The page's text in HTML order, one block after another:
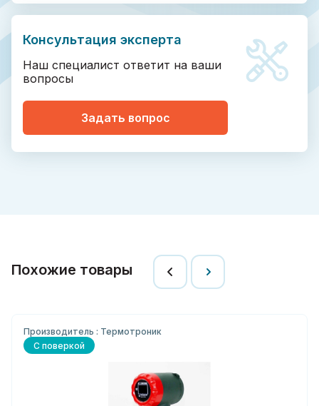
Консультация эксперта
Наш специалист ответит на ваши
вопросы
Задать вопрос
Похожие товары
Производитель : Термотроник
С поверкой